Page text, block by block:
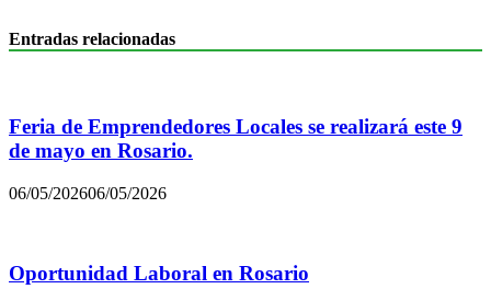
Entradas relacionadas
Feria de Emprendedores Locales se realizará este 9
de mayo en Rosario.
06/05/202606/05/2026
Oportunidad Laboral en Rosario